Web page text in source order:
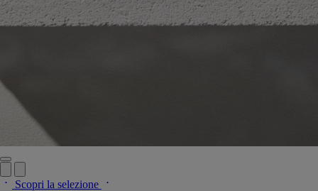
Scopri la selezione